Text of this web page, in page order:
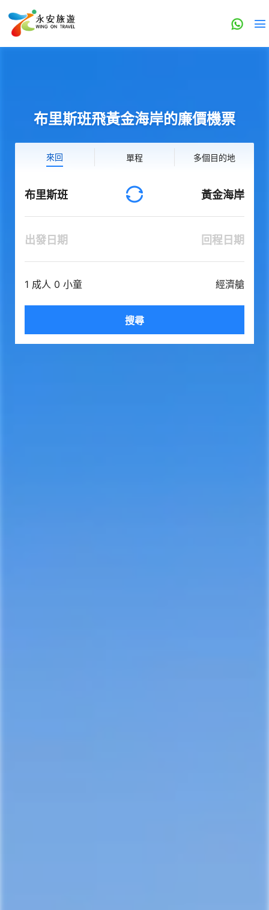
布里斯班飛黃金海岸的廉價機票
來回 單程 多個目的地
布里斯班 黃金海岸
出發日期 回程日期
1 成人 0 小童 經濟艙
搜尋